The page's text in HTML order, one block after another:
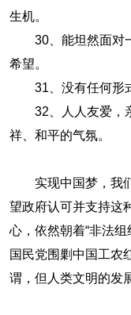
生机。
30、能坦然面对一
希望。
31、没有任何形式
32、人人友爱，亲
祥、和平的气氛。
实现中国梦，我们
望政府认可并支持这
心，依然朝着“非法组
国民党围剿中国工农
谓，但人类文明的发